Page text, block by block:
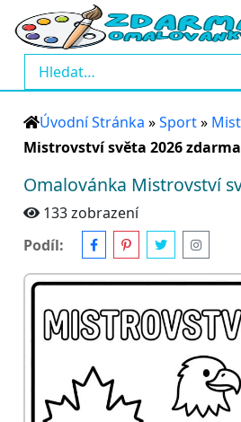
Úvodní Stránka »Sport»
Mistrovství světa 2026 zdarma
Omalovánka Mistrovství
133 zobrazení
Podíl: